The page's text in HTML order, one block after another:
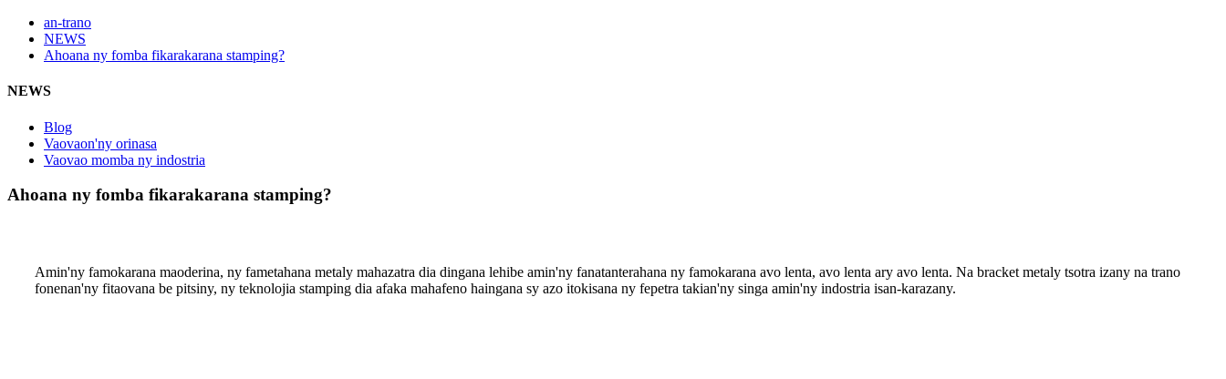
an-trano
NEWS
Ahoana ny fomba fikarakarana stamping?
NEWS
Blog
Vaovaon'ny orinasa
Vaovao momba ny indostria
Ahoana ny fomba fikarakarana stamping?
Amin'ny famokarana maoderina, ny fametahana metaly mahazatra dia dingana lehibe amin'ny fanatanterahana ny famokarana avo lenta, avo lenta ary avo lenta. Na bracket metaly tsotra izany na trano
fonenan'ny fitaovana be pitsiny, ny teknolojia stamping dia afaka mahafeno haingana sy azo itokisana ny fepetra takian'ny singa amin'ny indostria isan-karazany.